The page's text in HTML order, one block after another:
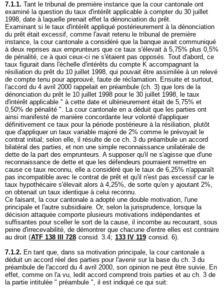
7.1.1. Tant le tribunal de première instance que la cour cantonale ont
examiné la question du taux d'intérêt applicable à compter du 30 juillet
1998, date à laquelle prenait effet la dénonciation du prêt.
Examinant si le taux d'intérêt appliqué postérieurement à la dénonciation
du prêt était excessif, comme l'avait retenu le tribunal de première
instance, la cour cantonale a considéré que la banque avait communiqué
à deux reprises aux emprunteurs que ce taux s'élevait à 5,75% plus 0,5%
de pénalité, ce à quoi ceux-ci ne s'étaient pas opposés. Tout d'abord, ce
taux figurait dans l'échelle d'intérêts du compte K accompagnant la
résiliation du prêt du 10 juillet 1998, qui pouvait être assimilée à un relevé
de compte tenu pour approuvé, faute de réclamation. Ensuite et surtout,
l'accord du 4 avril 2000 rappelait en préambule (ch. 3) que lors de la
dénonciation du prêt le 10 juillet 1998 pour le 30 juillet 1998, le taux
d'intérêt applicable " à cette date et ultérieurement était de 5,75% et
0,50% de pénalité ". La cour cantonale en a déduit que les parties ont
ainsi manifesté de manière concordante leur volonté d'appliquer
définitivement ce taux pour la période postérieure à la résiliation, plutôt
que d'appliquer un taux variable majoré de 2% comme le prévoyait le
contrat initial; selon elle, il résulte de ce ch. 3 du préambule un accord
bilatéral des parties, et non une simple reconnaissance unilatérale de
dette de la part des emprunteurs. A supposer qu'il ne s'agisse que d'une
reconnaissance de dette et que les défendeurs pourraient remettre en
cause ce taux reconnu, elle a considéré que le taux de 6,25% n'apparaît
pas incompatible avec le contrat de prêt et qu'il n'est pas excessif car le
taux hypothécaire s'élevait alors à 4,25%, de sorte qu'en y ajoutant 2%,
on obtenait un taux identique à celui reconnu.
Ce faisant, la cour cantonale a adopté une double motivation, l'une
principale et l'autre subsidiaire. Or, selon la jurisprudence, lorsque la
décision attaquée comporte plusieurs motivations indépendantes et
suffisantes pour sceller le sort de la cause, il incombe au recourant, sous
peine d'irrecevabilité, de démontrer que chacune d'entre elles est contraire
au droit (ATF 138 III 728 consid. 3.4; 133 IV 119 consid. 6).
7.1.2. En tant que, dans sa motivation principale, la cour cantonale a
déduit un accord réel des parties pour l'avenir sur la base du ch. 3 du
préambule de l'accord du 4 avril 2000, son opinion ne peut être suivie. En
effet, comme on l'a vu, ledit accord comprend trois parties et au ch. 3 de
la partie intitulée " préambule ", il est indiqué ce qui suit: